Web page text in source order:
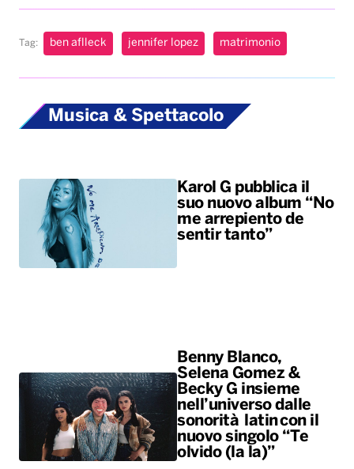
Tag: ben aflleck jennifer lopez matrimonio
Musica & Spettacolo
Karol G pubblica il
suo nuovo album “No
me arrepiento de
sentir tanto”
Benny Blanco,
Selena Gomez &
Becky G insieme
nell’universo dalle
sonorità latin con il
nuovo singolo “Te
olvido (la la)”